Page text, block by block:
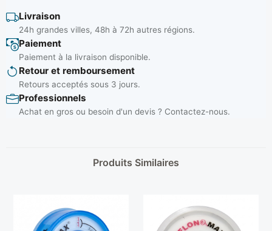
Livraison
24h grandes villes, 48h à 72h autres régions.
Paiement
Paiement à la livraison disponible.
Retour et remboursement
Retours acceptés sous 3 jours.
Professionnels
Achat en gros ou besoin d'un devis ? Contactez-nous.
Produits Similaires